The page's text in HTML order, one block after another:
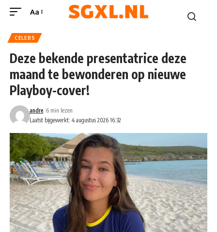
Aa
CELEBS
Deze bekende presentatrice deze
maand te bewonderen op nieuwe
Playboy-cover!
Laatst bijgewerkt: 4 augustus 2026 16:32
andre 6 min lezen